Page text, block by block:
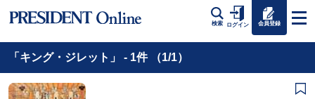
検索 ログイン 会員登録
「キング・ジレット」 - 1件 （1/1）